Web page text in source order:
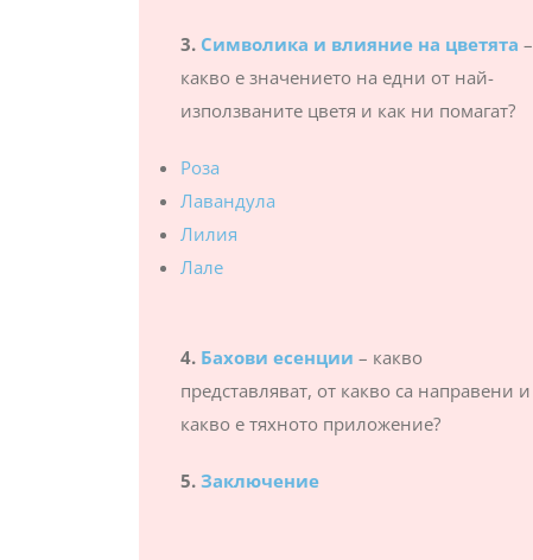
3. Символика и влияние на цветята –
какво е значението на едни от най-
използваните цветя и как ни помагат?
Роза
Лавандула
Лилия
Лале
4. Бахови есенции – какво
представляват, от какво са направени и
какво е тяхното приложение?
5. Заключение